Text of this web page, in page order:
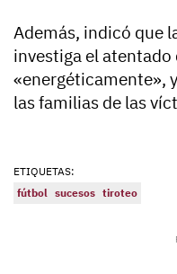
Además, indicó que
investiga el atentado
«energéticamente»,
las familias de las
ETIQUETAS:
fútbol sucesos tiroteo